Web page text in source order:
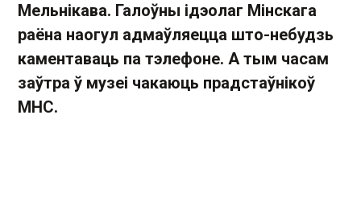
Мельнікава. Галоўны ідэолаг Мінскага
раёна наогул адмаўляецца што-небудзь
каментаваць па тэлефоне. А тым часам
заўтра ў музеі чакаюць прадстаўнікоў
МНС.